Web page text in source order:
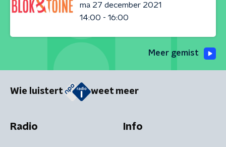
ma 27 december 2021
14:00 - 16:00
Meer gemist
Wie luistert weet meer
Radio Info